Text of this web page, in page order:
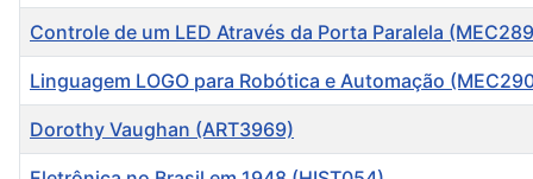
Controle de um LED Através da Porta Paralela
Linguagem LOGO para Robótica e Automação
Dorothy Vaughan (ART3969)